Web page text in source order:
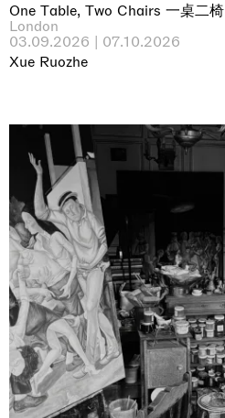
One Table, Two Chairs 一桌二椅
London
03.09.2026 | 07.10.2026
Xue Ruozhe